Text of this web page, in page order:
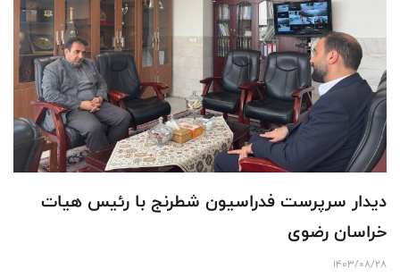
دیدار سرپرست فدراسیون شطرنج با رئیس هیات
خراسان رضوی
1403/08/28